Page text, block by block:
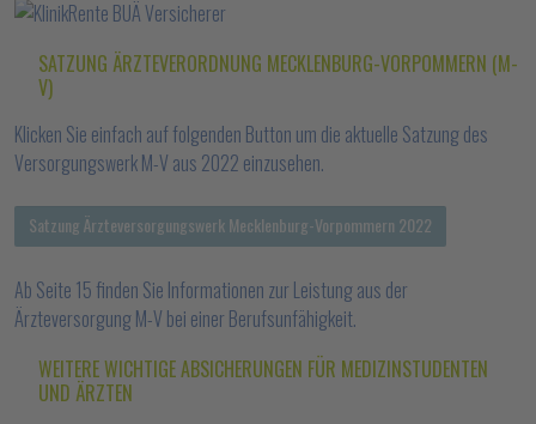
SATZUNG ÄRZTEVERORDNUNG MECKLENBURG-VORPOMMERN (M-
V)
Klicken Sie einfach auf folgenden Button um die aktuelle Satzung des
Versorgungswerk M-V aus 2022 einzusehen.
Satzung Ärzteversorgungswerk Mecklenburg-Vorpommern 2022
Ab Seite 15 finden Sie Informationen zur Leistung aus der
Ärzteversorgung M-V bei einer Berufsunfähigkeit.
WEITERE WICHTIGE ABSICHERUNGEN FÜR MEDIZINSTUDENTEN
UND ÄRZTEN